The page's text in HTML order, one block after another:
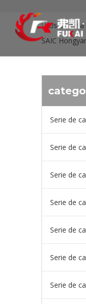
Usted está
SAIC
Serie de
Serie de
Serie de
Serie de
Serie de